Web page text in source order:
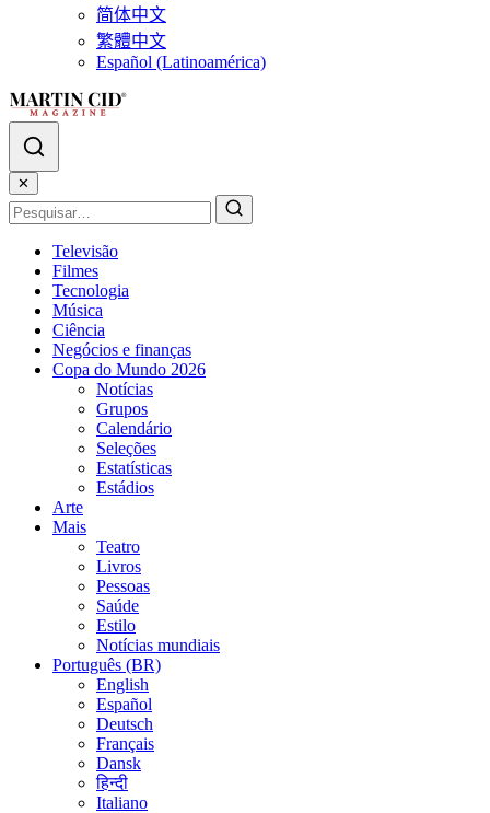
简体中文
繁體中文
Español (Latinoamérica)
✕
Televisão
Filmes
Tecnologia
Música
Ciência
Negócios e finanças
Copa do Mundo 2026
Notícias
Grupos
Calendário
Seleções
Estatísticas
Estádios
Arte
Mais
Teatro
Livros
Pessoas
Saúde
Estilo
Notícias mundiais
Português (BR)
English
Español
Deutsch
Français
Dansk
हिन्दी
Italiano